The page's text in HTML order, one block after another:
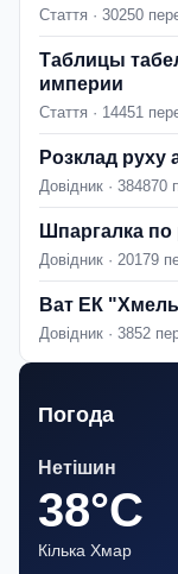
Стаття · 30250
Таблицы
империи
Стаття · 14451
Розклад руху
Довідник · 384870
Шпаргалка по
Довідник · 20179
Ват ЕК
Довідник · 3852
Погода
Нетішин
38°C
Кілька Хмар